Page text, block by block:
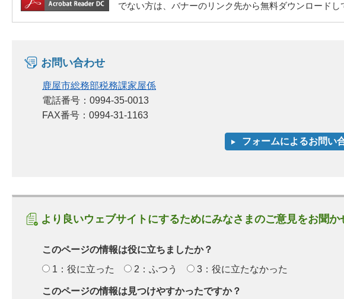
でない方は、バナーのリンク先から無料ダウンロードし
お問い合わせ
鹿屋市総務部税務課家屋係
電話番号：0994-35-0013
FAX番号：0994-31-1163
より良いウェブサイトにするためにみなさまのご意見をお聞か
このページの情報は役に立ちましたか？
1：役に立った
2：ふつう 3：役に立たなかった
このページの情報は見つけやすかったですか？